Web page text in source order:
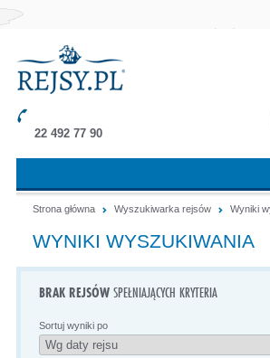
22 492 77 90
Strona główna Wyszukiwarka rejsów Wyniki
WYNIKI WYSZUKIWANIA
BRAK REJSÓW SPEŁNIAJĄCYCH KRYTERIA
Sortuj wyniki po